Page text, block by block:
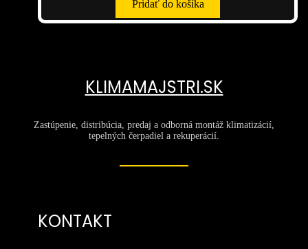
Pridať do košíka
KLIMAMAJSTRI.SK
Zastúpenie, distribúcia, predaj a odborná montáž klimatizácií,
tepelných čerpadiel a rekuperácií.
KONTAKT